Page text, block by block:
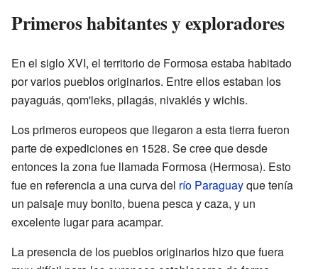
Primeros habitantes y exploradores
En el siglo XVI, el territorio de Formosa estaba habitado
por varios pueblos originarios. Entre ellos estaban los
payaguás, qom'leks, pilagás, nivaklés y wichis.
Los primeros europeos que llegaron a esta tierra fueron
parte de expediciones en 1528. Se cree que desde
entonces la zona fue llamada Formosa (Hermosa). Esto
fue en referencia a una curva del río Paraguayque tenía
un paisaje muy bonito, buena pesca y caza, y un
excelente lugar para acampar.
La presencia de los pueblos originarios hizo que fuera